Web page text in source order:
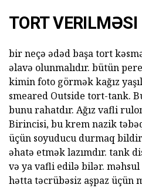
TORT VERILMƏSI
bir neçə ədəd başa tort
əlavə olunmalıdır. bütün
kimin foto görmək kağız
smeared Outside tort-tank.
bunu rahatdır. Ağız vafli
Birincisi, bu krem nazik
üçün soyuducu durmaq
əhatə etmək lazımdır. tank
və ya vafli edilə bilər. məhsul
hətta təcrübəsiz aşpaz üçün